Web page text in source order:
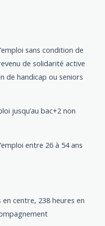
sans condition de
de solidarité active
de handicap ou seniors
jusqu’au bac+2 non
entre 26 à 54 ans
centre, 238 heures en